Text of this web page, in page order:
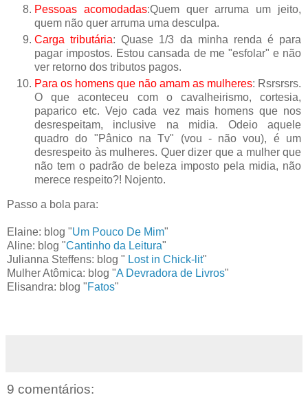
Pessoas acomodadas:Quem quer arruma um jeito,
quem não quer arruma uma desculpa.
Carga tributária: Quase 1/3 da minha renda é para
pagar impostos. Estou cansada de me "esfolar" e não
ver retorno dos tributos pagos.
Para os homens que não amam as mulheres: Rsrsrsrs.
O que aconteceu com o cavalheirismo, cortesia,
paparico etc. Vejo cada vez mais homens que nos
desrespeitam, inclusive na midia. Odeio aquele
quadro do "Pânico na Tv" (vou - não vou), é um
desrespeito às mulheres. Quer dizer que a mulher que
não tem o padrão de beleza imposto pela midia, não
merece respeito?! Nojento.
Passo a bola para:
Elaine: blog "Um Pouco De Mim"
Aline: blog "Cantinho da Leitura"
Julianna Steffens: blog " Lost in Chick-lit"
Mulher Atômica: blog "A Devradora de Livros"
Elisandra: blog "Fatos"
9 comentários: